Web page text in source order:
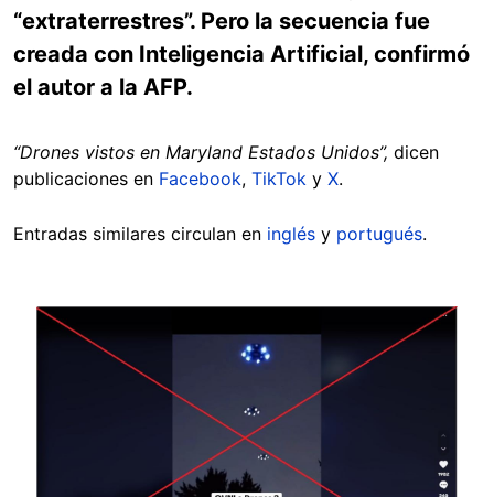
“extraterrestres”. Pero la secuencia fue
creada con Inteligencia Artificial, confirmó
el autor a la AFP.
“Drones vistos en Maryland Estados Unidos”, dicen
publicaciones en Facebook, TikTok y X.
Entradas similares circulan en inglés y portugués.
Image